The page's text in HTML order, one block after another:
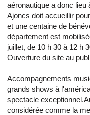
aéronautique a donc lieu
Ajoncs doit accueillir
et une centaine de
département est
juillet, de 10 h 30 à 12 h
Ouverture du site au
Accompagnements
grands shows à
spectacle
considérée comme la